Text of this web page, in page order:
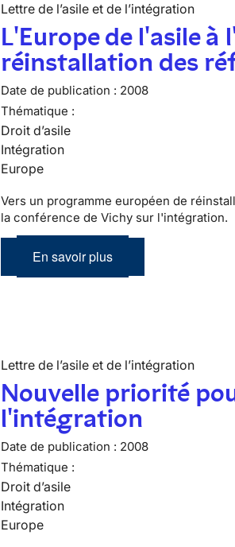
Lettre de l’asile et de l’intégration
L'Europe de l'asile à
réinstallation des
Date de publication : 2008
Thématique :
Droit d’asile
Intégration
Europe
Vers un programme européen de
la conférence de Vichy sur l'intégration.
En savoir plus
Lettre de l’asile et de l’intégration
Nouvelle priorité
l'intégration
Date de publication : 2008
Thématique :
Droit d’asile
Intégration
Europe